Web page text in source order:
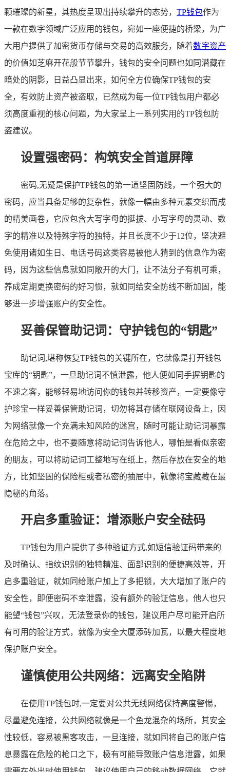
颗璀璨的新星，其热度呈现出持续攀升的态势， TP钱包作为
一款在数字领域广泛应用的钱包，宛如一座便捷的桥梁，为广
大用户提供了加密货币存储与交易的高效服务，随着数字资产
的价值如芝麻开花般节节攀升，钱包的安全问题也如同潜藏在
暗处的阴影，日益凸显出来，如何全方位确保TP钱包的安
全，有效防止资产被盗取，已然成为每一位TP钱包用户都必
须高度重视的核心问题，为大家呈上一系列实用的TP钱包防
盗建议。
设置强密码：构筑安全首道屏障
密码,无疑是保护TP钱包的第一道坚固防线，一个强大的
密码，应当具备足够的复杂性，就像一幅由多种元素交织而成
的精美画卷，它应包含大写字母的挺拔、小写字母的灵动、数
字的精准以及特殊字符的独特，并且长度不少于12位，坚决避
免使用诸如生日、电话号码这类容易被他人猜到的信息作为密
码，因为这些信息就如同敞开的大门，让不法分子有机可乘，
养成定期更换密码的好习惯，就如同给安全防线不断加固，能
够进一步增强账户的安全性。
妥善保管助记词：守护钱包的“钥匙”
助记词,堪称恢复TP钱包的关键所在，它就像是打开钱包
宝库的“钥匙”，一旦助记词不慎泄露，他人便如同手握钥匙的
不速之客，能够轻易地访问你的钱包并转移资产，一定要像守
护珍宝一样妥善保管助记词，切勿将其存储在联网设备上，因
为网络就像一个充满未知风险的迷宫，随时可能让助记词暴露
在危险之中，也不要随意将助记词告诉他人，哪怕是看似亲密
的朋友，可以将助记词工整地写在纸上，然后存放在安全的地
方，比如坚固的保险柜或者私密的抽屉中，就像将宝藏藏在最
隐秘的角落。
开启多重验证：增添账户安全砝码
TP钱包为用户提供了多种验证方式,如短信验证码带来的
及时确认、指纹识别的独特精准、面部识别的便捷高效等，开
启多重验证，就如同给账户加上了多把锁，大大增加了账户的
安全性，即便密码不幸泄露，没有额外的验证信息，他人也只
能望“钱包”兴叹，无法登录你的钱包，建议用户尽可能开启所
有可用的验证方式，就像为安全大厦添砖加瓦，以最大程度地
保护账户安全。
谨慎使用公共网络：远离安全陷阱
在使用TP钱包时,一定要对公共无线网络保持高度警惕，
尽量避免连接，公共网络就像是一个鱼龙混杂的场所，其安全
性较低，容易被黑客攻击，一旦连接，就如同将自己的账户信
息暴露在危险的枪口之下，极有可能导致账户信息泄露，如果